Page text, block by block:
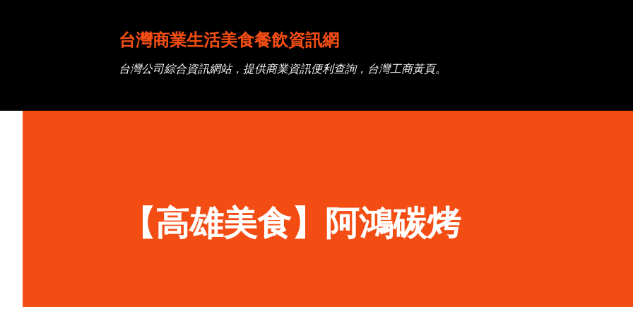
台灣商業生活美食餐飲資訊網
台灣公司綜合資訊網站，提供商業資訊便利查詢，台灣工商黃頁。
【高雄美食】阿鴻碳烤